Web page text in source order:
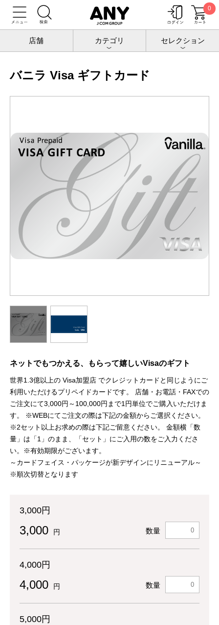
0
店舗 カテゴリ セレクション
トップ チケットポート
ギフトカード
バニラ Visa ギフトカード
バニラ Visa ギフトカード
ネットでもつかえる、もらって嬉しいVisaのギフト
世界1.3億以上の Visa加盟店 でクレジットカードと同じようにご
利用いただけるプリペイドカードです。 店舗・お電話・FAXでの
ご注文にて3,000円～100,000円まで1円単位でご購入いただけま
す。 ※WEBにてご注文の際は下記の金額からご選択ください。
※2セット以上お求めの際は下記ご留意ください。 金額横「数
量」は「1」のまま、「セット」にご入用の数をご入力くださ
い。※有効期限がございます。
～カードフェイス・パッケージが新デザインにリニューアル～
※順次切替となります
3,000円
3,000 円 数量
4,000円
4,000 円 数量
5,000円